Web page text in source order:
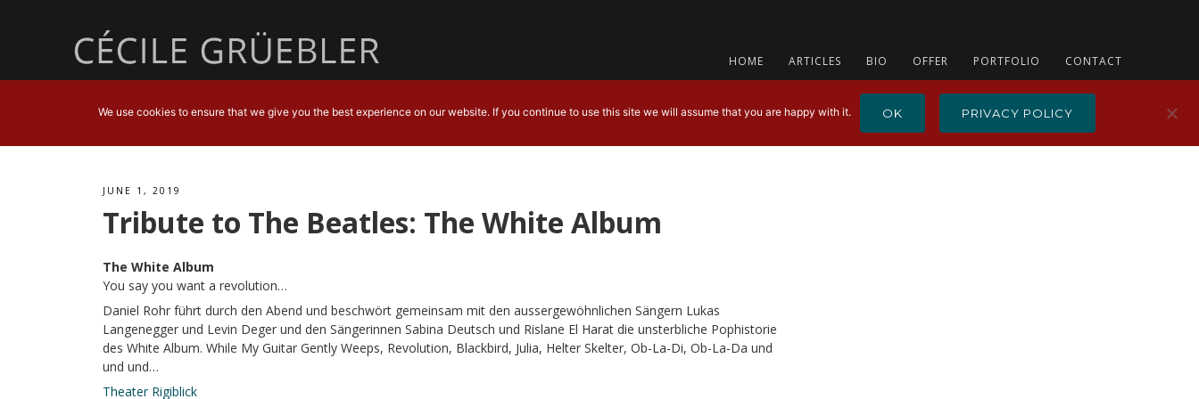
HOME ARTICLES BIO OFFER PORTFOLIO CONTACT
JUNE 1, 2019
Tribute to The Beatles: The White Album
The White Album
You say you want a revolution…
Daniel Rohr führt durch den Abend und beschwört gemeinsam mit den aussergewöhnlichen Sängern Lukas
Langenegger und Levin Deger und den Sängerinnen Sabina Deutsch und Rislane El Harat die unsterbliche Pophistorie
des White Album. While My Guitar Gently Weeps, Revolution, Blackbird, Julia, Helter Skelter, Ob-La-Di, Ob-La-Da und
und und…
Theater Rigiblick
We use cookies to ensure that we give you the best experience on our website. If you continue to use this site we will assume that you are happy with it. OK PRIVACY POLICY